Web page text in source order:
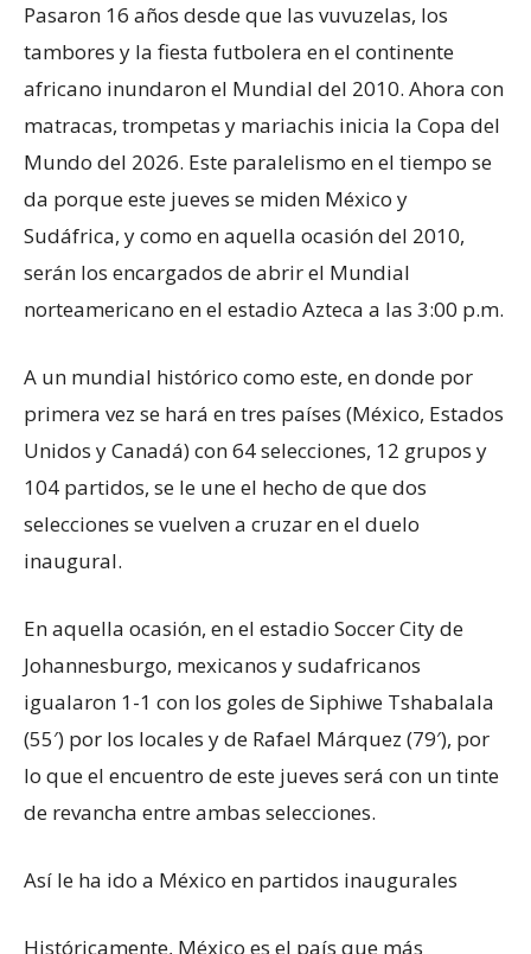
Pasaron 16 años desde que las vuvuzelas, los
tambores y la fiesta futbolera en el continente
africano inundaron el Mundial del 2010. Ahora con
matracas, trompetas y mariachis inicia la Copa del
Mundo del 2026. Este paralelismo en el tiempo se
da porque este jueves se miden México y
Sudáfrica, y como en aquella ocasión del 2010,
serán los encargados de abrir el Mundial
norteamericano en el estadio Azteca a las 3:00 p.m.
A un mundial histórico como este, en donde por
primera vez se hará en tres países (México, Estados
Unidos y Canadá) con 64 selecciones, 12 grupos y
104 partidos, se le une el hecho de que dos
selecciones se vuelven a cruzar en el duelo
inaugural.
En aquella ocasión, en el estadio Soccer City de
Johannesburgo, mexicanos y sudafricanos
igualaron 1-1 con los goles de Siphiwe Tshabalala
(55′) por los locales y de Rafael Márquez (79′), por
lo que el encuentro de este jueves será con un tinte
de revancha entre ambas selecciones.
Así le ha ido a México en partidos inaugurales
Históricamente, México es el país que más